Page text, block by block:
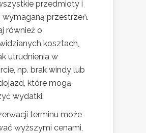
przedmioty i
wymaganą przestrzeń.
również o
kosztach,
utrudnienia w
np. brak windy lub
które mogą
wydatki.
terminu może
wyższymi cenami,